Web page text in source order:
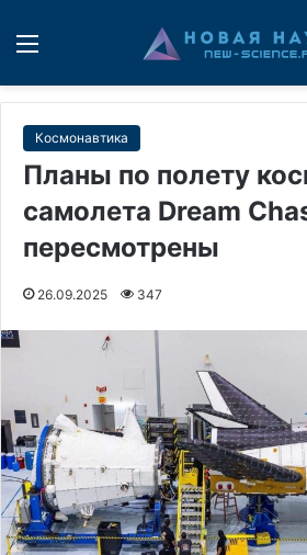
Космонавтика
Планы по полету
самолета Dream
пересмотрены
26.09.2025 347